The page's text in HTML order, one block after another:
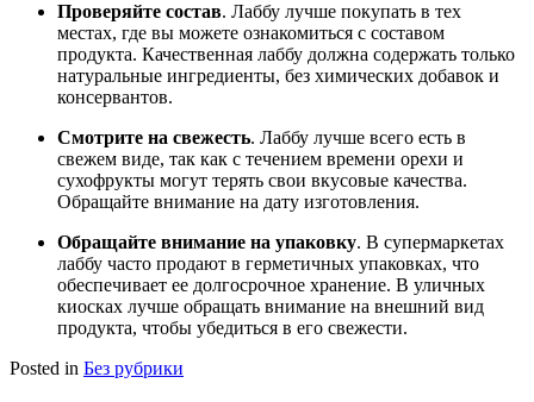
Проверяйте состав. Лаббу лучше покупать в тех
местах, где вы можете ознакомиться с составом
продукта. Качественная лаббу должна содержать только
натуральные ингредиенты, без химических добавок и
консервантов.
Смотрите на свежесть. Лаббу лучше всего есть в
свежем виде, так как с течением времени орехи и
сухофрукты могут терять свои вкусовые качества.
Обращайте внимание на дату изготовления.
Обращайте внимание на упаковку. В супермаркетах
лаббу часто продают в герметичных упаковках, что
обеспечивает ее долгосрочное хранение. В уличных
киосках лучше обращать внимание на внешний вид
продукта, чтобы убедиться в его свежести.
Posted in Без рубрики